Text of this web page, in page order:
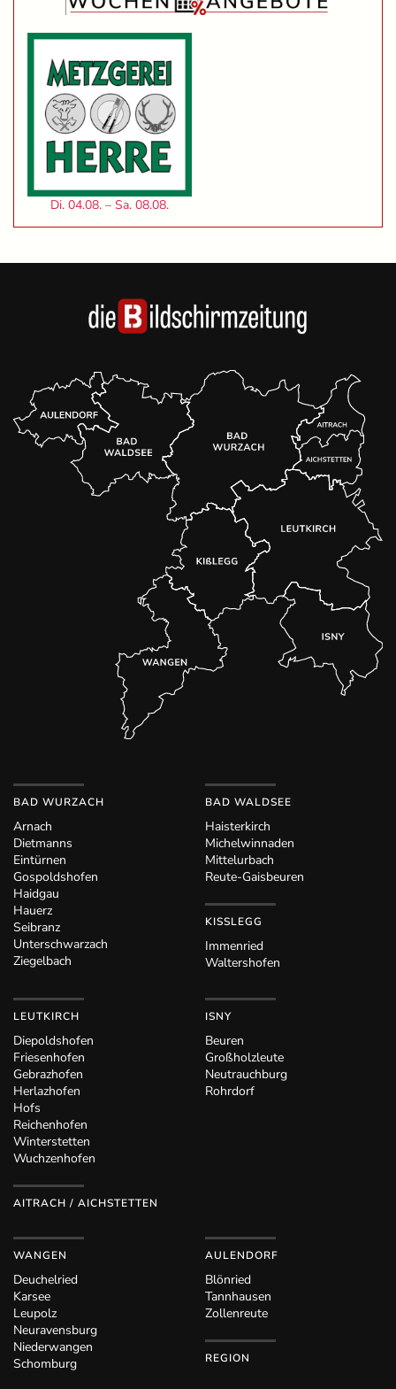
Di. 04.08. – Sa. 08.08.
BAD WURZACH
Arnach
Dietmanns
Eintürnen
Gospoldshofen
Haidgau
Hauerz
Seibranz
Unterschwarzach
Ziegelbach
BAD WALDSEE
Haisterkirch
Michelwinnaden
Mittelurbach
Reute-Gaisbeuren
KISSLEGG
Immenried
Waltershofen
LEUTKIRCH
Diepoldshofen
Friesenhofen
Gebrazhofen
Herlazhofen
Hofs
Reichenhofen
Winterstetten
Wuchzenhofen
AITRACH / AICHSTETTEN
ISNY
Beuren
Großholzleute
Neutrauchburg
Rohrdorf
WANGEN
Deuchelried
Karsee
Leupolz
Neuravensburg
Niederwangen
Schomburg
AULENDORF
Blönried
Tannhausen
Zollenreute
REGION